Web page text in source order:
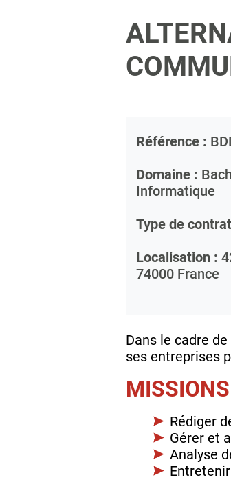
Référence :
Domaine :
Informatique
Type de
Localisation :
74000 France
Dans le cadre
ses entreprises
MISSIONS
Rédiger
Gérer et
Analyse